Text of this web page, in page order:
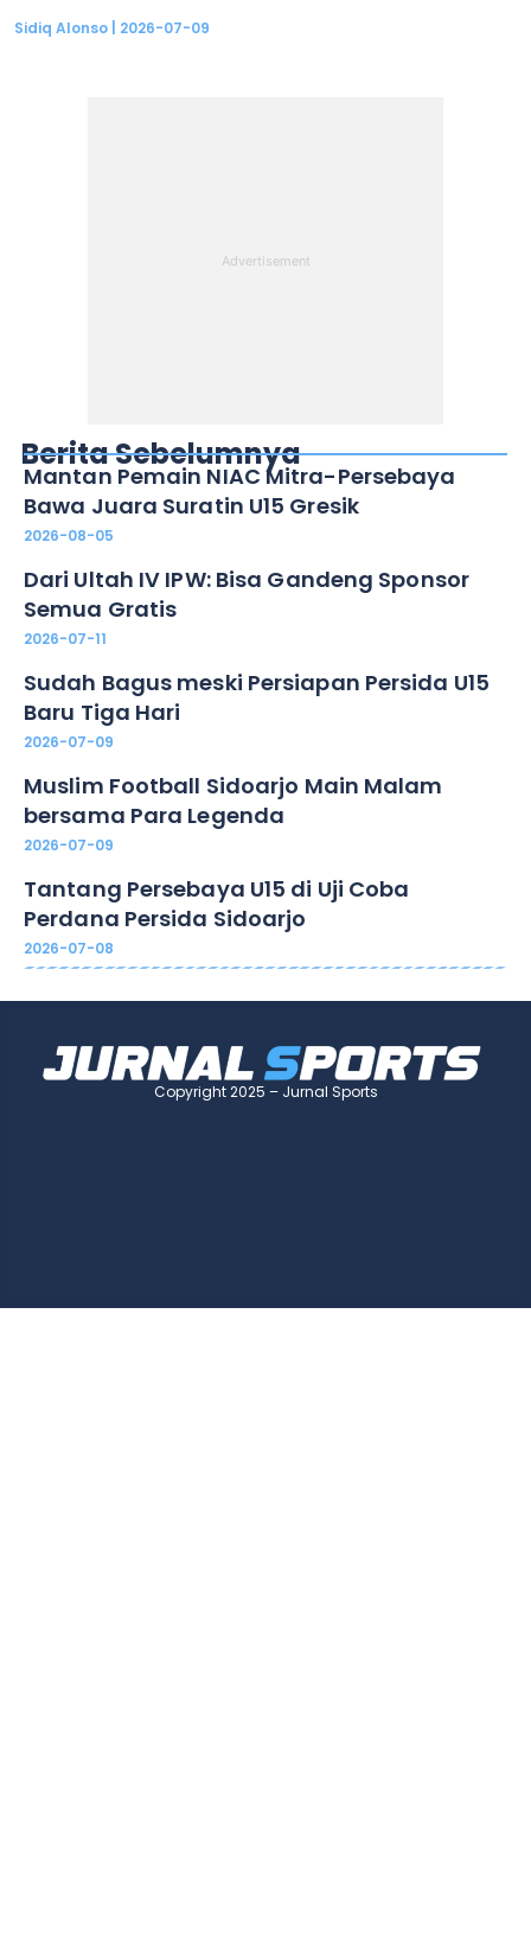
Sidiq Alonso 2026-07-09
Berita Sebelumnya
Mantan Pemain NIAC Mitra-Persebaya
Bawa Juara Suratin U15 Gresik
2026-08-05
Dari Ultah IV IPW: Bisa Gandeng Sponsor
Semua Gratis
2026-07-11
Sudah Bagus meski Persiapan Persida U15
Baru Tiga Hari
2026-07-09
Muslim Football Sidoarjo Main Malam
bersama Para Legenda
2026-07-09
Tantang Persebaya U15 di Uji Coba
Perdana Persida Sidoarjo
2026-07-08
Copyright 2025 – Jurnal Sports